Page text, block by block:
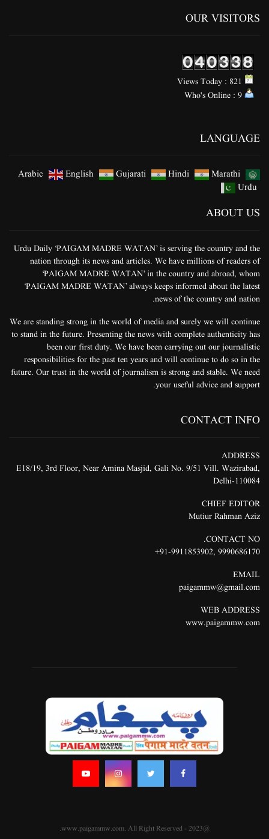
OUR VISITORS
LANGUAGE
Arabic English Gujarati Hindi
Marathi
Urdu
ABOUT US
Urdu Daily ‘PAIGAM MADRE WATAN’ is serving the country and the
nation through its news and articles. We have millions of readers of
‘PAIGAM MADRE WATAN’ in the country and abroad, whom
‘PAIGAM MADRE WATAN’ always keeps informed about the latest
news of the country and nation.
We are standing strong in the world of media and surely we will continue
to stand in the future. Presenting the news with complete authenticity has
been our first duty. We have been carrying out our journalistic
responsibilities for the past ten years and will continue to do so in the
future. Our trust in the world of journalism is strong and stable. We need
your useful advice and support.
CONTACT INFO
ADDRESS
E18/19, 3rd Floor, Near Amina Masjid, Gali No. 9/51 Vill. Wazirabad,
Delhi-110084
CHIEF EDITOR
Mutiur Rahman Aziz
CONTACT NO.
9990686170
,
91-9911853902+
EMAIL
paigammw@gmail.com
WEB ADDRESS
www.paigammw.com
@2023 - www.paigammw.com. All Right Reserved.